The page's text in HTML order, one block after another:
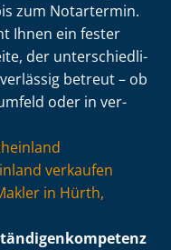
zum Notartermin.
Ihnen ein fester
der un­ter­schied­li­
betreut – ob
oder in ver­
verkaufen
in Hürth,